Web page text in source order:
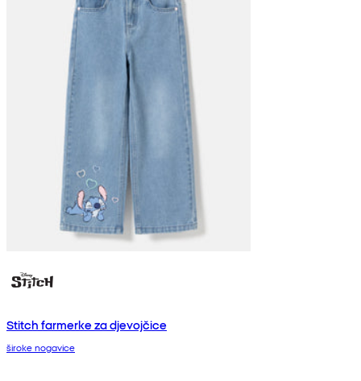
Stitch farmerke za djevojčice
široke nogavice